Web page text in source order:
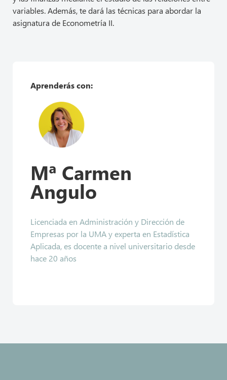
variables. Además, te dará las técnicas para abordar la
asignatura de Econometría II.
Aprenderás con:
Mª Carmen
Angulo
Licenciada en Administración y Dirección de
Empresas por la UMA y experta en Estadística
Aplicada, es docente a nivel universitario desde
hace 20 años